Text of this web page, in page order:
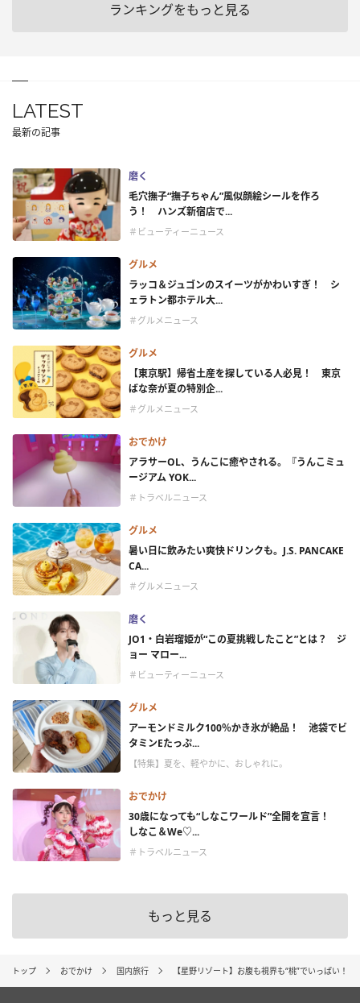
ランキングをもっと見る
LATEST
最新の記事
磨く
毛穴撫子“撫子ちゃん”風似顔絵シールを作ろ
う！ ハンズ新宿店で...
＃ビューティーニュース
グルメ
ラッコ＆ジュゴンのスイーツがかわいすぎ！ シ
ェラトン都ホテル大...
＃グルメニュース
グルメ
【東京駅】帰省土産を探している人必見！ 東京
ばな奈が夏の特別企...
＃グルメニュース
おでかけ
アラサーOL、うんこに癒やされる。『うんこミュ
ージアム YOK...
＃トラベルニュース
グルメ
暑い日に飲みたい爽快ドリンクも。J.S. PANCAKE
CA...
＃グルメニュース
磨く
JO1・白岩瑠姫が“この夏挑戦したこと”とは？ ジ
ョー マロー...
＃ビューティーニュース
グルメ
アーモンドミルク100％かき氷が絶品！ 池袋でビ
タミンEたっぷ...
【特集】夏を、軽やかに、おしゃれに。
おでかけ
30歳になっても“しなこワールド”全開を宣言！
しなこ＆We♡...
＃トラベルニュース
もっと見る
トップ おでかけ 国内旅行 【星野リゾート】お腹も視界も“桃”でいっぱい